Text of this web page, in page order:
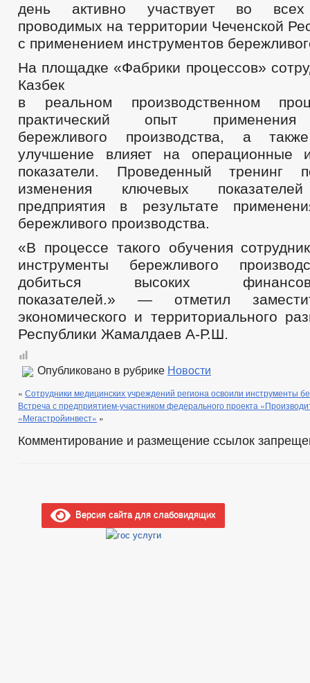
день активно участвует во всех
проводимых на территории Чеченской
с применением инструментов
На площадке «Фабрики процессов»
Казбек
в реальном производственном
практический опыт применения
бережливого производства, а
улучшение влияет на операционные
показатели. Проведенный тренинг
изменения ключевых показателей
предприятия в результате
бережливого производства.
«В процессе такого обучения
инструменты бережливого
добиться высоких финансово-
показателей.» — отметил
экономического и территориального
Республики Жамалдаев А-Р.Ш.
Опубликовано в рубрике Новости
« Сотрудники медицинских учреждений региона освоили инструменты
Встреча с предприятием-участником федерального проекта
«Мегастройинвест» »
Комментирование и размещение ссылок
Версия сайта для слабовидящих